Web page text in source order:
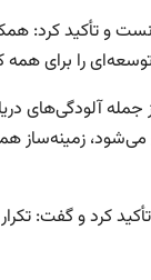
و تأکید کرد:
را برای همه
آلودگی‌های
زمینه‌ساز
کرد و گفت: